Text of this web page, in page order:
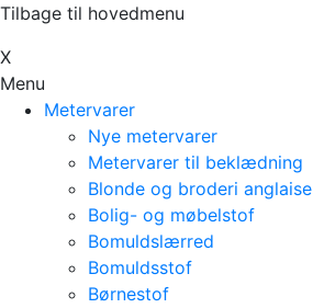
Tilbage til hovedmenu
Х
Menu
Metervarer
Nye metervarer
Metervarer til beklædning
Blonde og broderi anglaise
Bolig- og møbelstof
Bomuldslærred
Bomuldsstof
Børnestof